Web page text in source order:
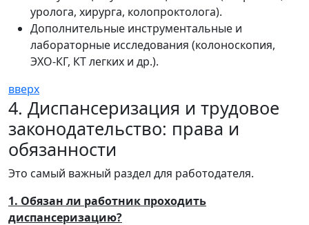
уролога, хирурга, колопроктолога).
Дополнительные инструментальные и
лабораторные исследования (колоноскопия,
ЭХО-КГ, КТ легких и др.).
вверх
4. Диспансеризация и трудовое
законодательство: права и
обязанности
Это самый важный раздел для работодателя.
1. Обязан ли работник проходить
диспансеризацию?